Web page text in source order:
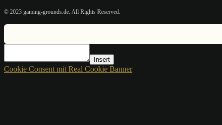
© 2023 gaming-grounds.de. All Rights Reserved.
Insert
Cookie Consent mit Real Cookie Banner